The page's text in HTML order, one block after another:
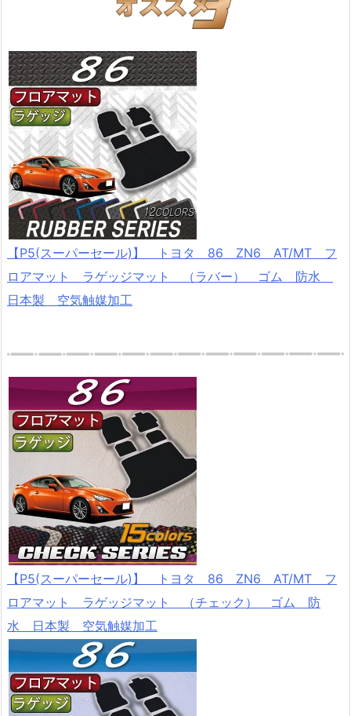
【P5(スーパーセール)】 トヨタ 86 ZN6 AT/MT フ
ロアマット ラゲッジマット （ラバー） ゴム 防水
日本製 空気触媒加工
【P5(スーパーセール)】 トヨタ 86 ZN6 AT/MT フ
ロアマット ラゲッジマット （チェック） ゴム 防
水 日本製 空気触媒加工